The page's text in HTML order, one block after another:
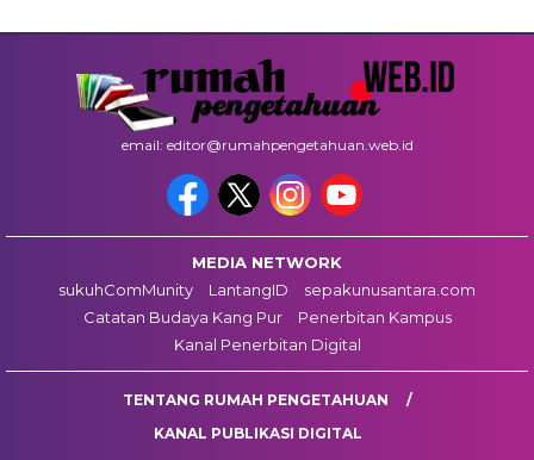
email: editor@rumahpengetahuan.web.id
MEDIA NETWORK
sukuhComMunity
LantangID
sepakunusantara.com
Catatan Budaya Kang Pur
Penerbitan Kampus
Kanal Penerbitan Digital
TENTANG RUMAH PENGETAHUAN
KANAL PUBLIKASI DIGITAL